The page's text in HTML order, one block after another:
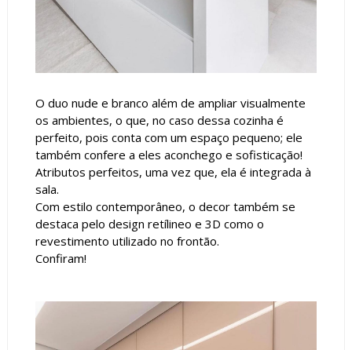
O duo nude e branco além de ampliar visualmente
os ambientes, o que, no caso dessa cozinha é
perfeito, pois conta com um espaço pequeno; ele
também confere a eles aconchego e sofisticação!
Atributos perfeitos, uma vez que, ela é integrada à
sala.
Com estilo contemporâneo, o decor também se
destaca pelo design retílineo e 3D como o
revestimento utilizado no frontão.
Confiram!